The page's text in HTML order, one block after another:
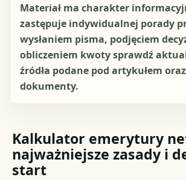
Materiał ma charakter
zastępuje indywidualnej porady
wysłaniem pisma, podjęciem
obliczeniem kwoty sprawdź
źródła podane pod artykułem
dokumenty.
Kalkulator emerytury
najważniejsze zasady i
start